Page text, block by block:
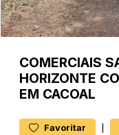
COMERCIAIS
HORIZONTE
EM CACOAL
Favoritar |